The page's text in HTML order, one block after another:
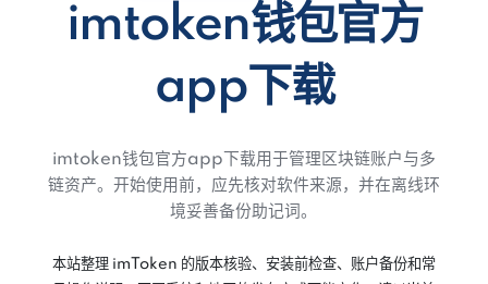
imtoken钱包官方
app下载
imtoken钱包官方app下载用于管理区块链账户与多
链资产。开始使用前，应先核对软件来源，并在离线环
境妥善备份助记词。
本站整理 imToken 的版本核验、安装前检查、账户备份和常